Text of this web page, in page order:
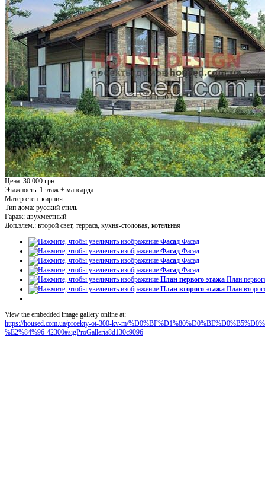
Цена: 30 000 грн.
Этажность: 1 этаж + мансарда
Матер.стен: кирпич
Тип дома: русский стиль
Гараж: двухместный
Доп.элем.: второй свет, терраса, кухня-столовая, котельная
Фасад Фасад
Фасад Фасад
Фасад Фасад
Фасад Фасад
План первого этажа План
План второго этажа План
View the embedded image gallery online at:
https://housed.com.ua/proekty-ot-300-kv-m/
%E2%84%96-42300#sigProGalleria8d130c9096